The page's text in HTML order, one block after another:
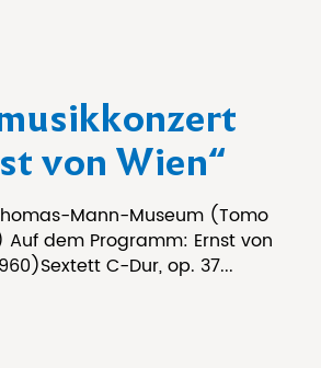
von Wien“
Mann-Museum (Tomo
Auf dem Programm: Ernst von
C-Dur, op. 37...